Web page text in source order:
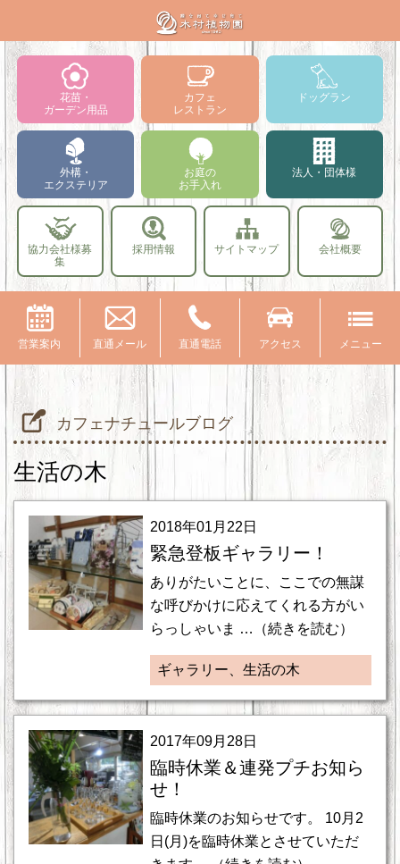
花苗・
ガーデン用品
カフェ
レストラン
ドッグラン
外構・
エクステリア
お庭の
お手入れ
法人・団体様
協力会社様募
集
採用情報 サイトマップ 会社概要
営業案内 直通メール 直通電話 アクセス メニュー
カフェナチュールブログ
生活の木
2018年01月22日
緊急登板ギャラリー！
ありがたいことに、ここでの無謀
な呼びかけに応えてくれる方がい
らっしゃいま …（続きを読む）
ギャラリー、生活の木
2017年09月28日
臨時休業＆連発プチお知ら
せ！
臨時休業のお知らせです。 10月2
日(月)を臨時休業とさせていただ